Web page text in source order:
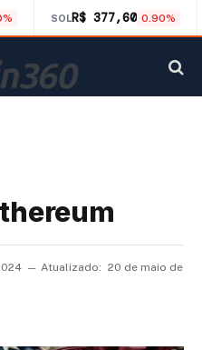
SOLR$ 377,60 0.90%
Atualizado: 20 de maio de